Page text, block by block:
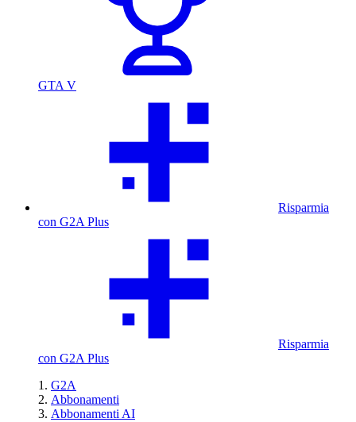
GTA V
Risparmia
con G2A Plus
Risparmia
con G2A Plus
G2A
Abbonamenti
Abbonamenti AI